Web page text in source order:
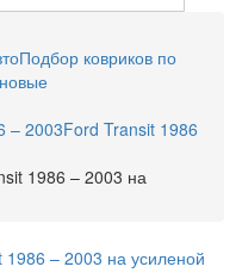
Подбор ковриков по
– 2003Ford Transit 1986
1986 – 2003 на